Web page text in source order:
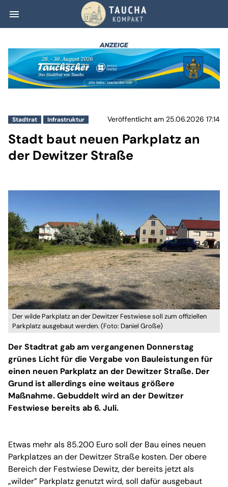
menu Stadt baut
Stadtrat Infrastruktur Veröffentlicht am 25.06.2026 17:14
Stadt baut neuen Parkplatz an
der Dewitzer Straße
Der wilde Parkplatz an der Dewitzer Festwiese soll zum offiziellen
Parkplatz ausgebaut werden. (Foto: Daniel Große)
Der Stadtrat gab am vergangenen Donnerstag
grünes Licht für die Vergabe von Bauleistungen für
einen neuen Parkplatz an der Dewitzer Straße. Der
Grund ist allerdings eine weitaus größere
Maßnahme. Gebuddelt wird an der Dewitzer
Festwiese bereits ab 6. Juli.
Etwas mehr als 85.200 Euro soll der Bau eines neuen
Parkplatzes an der Dewitzer Straße kosten. Der obere
Bereich der Festwiese Dewitz, der bereits jetzt als
„wilder” Parkplatz genutzt wird, soll dafür ausgebaut